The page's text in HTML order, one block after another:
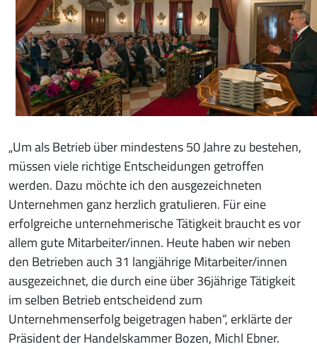
„Um als Betrieb über mindestens 50 Jahre zu bestehen,
müssen viele richtige Entscheidungen getroffen
werden. Dazu möchte ich den ausgezeichneten
Unternehmen ganz herzlich gratulieren. Für eine
erfolgreiche unternehmerische Tätigkeit braucht es vor
allem gute Mitarbeiter/innen. Heute haben wir neben
den Betrieben auch 31 langjährige Mitarbeiter/innen
ausgezeichnet, die durch eine über 36jährige Tätigkeit
im selben Betrieb entscheidend zum
Unternehmenserfolg beigetragen haben“, erklärte der
Präsident der Handelskammer Bozen, Michl Ebner.